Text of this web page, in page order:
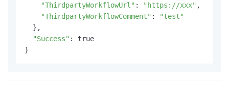
"ThirdpartyWorkflowUrl" : "https://xxx" ,
"ThirdpartyWorkflowComment" :
"test"
  },
"Success" : true
}